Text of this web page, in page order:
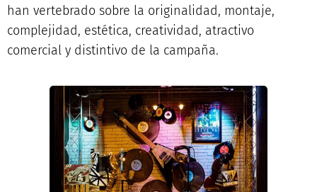
han vertebrado sobre la originalidad, montaje,
complejidad, estética, creatividad, atractivo
comercial y distintivo de la campaña.